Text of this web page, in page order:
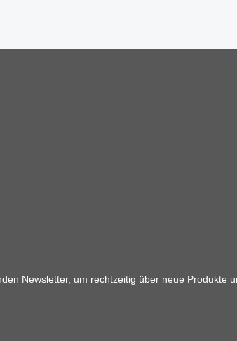
Newsletter, um rechtzeitig über neue Produkte